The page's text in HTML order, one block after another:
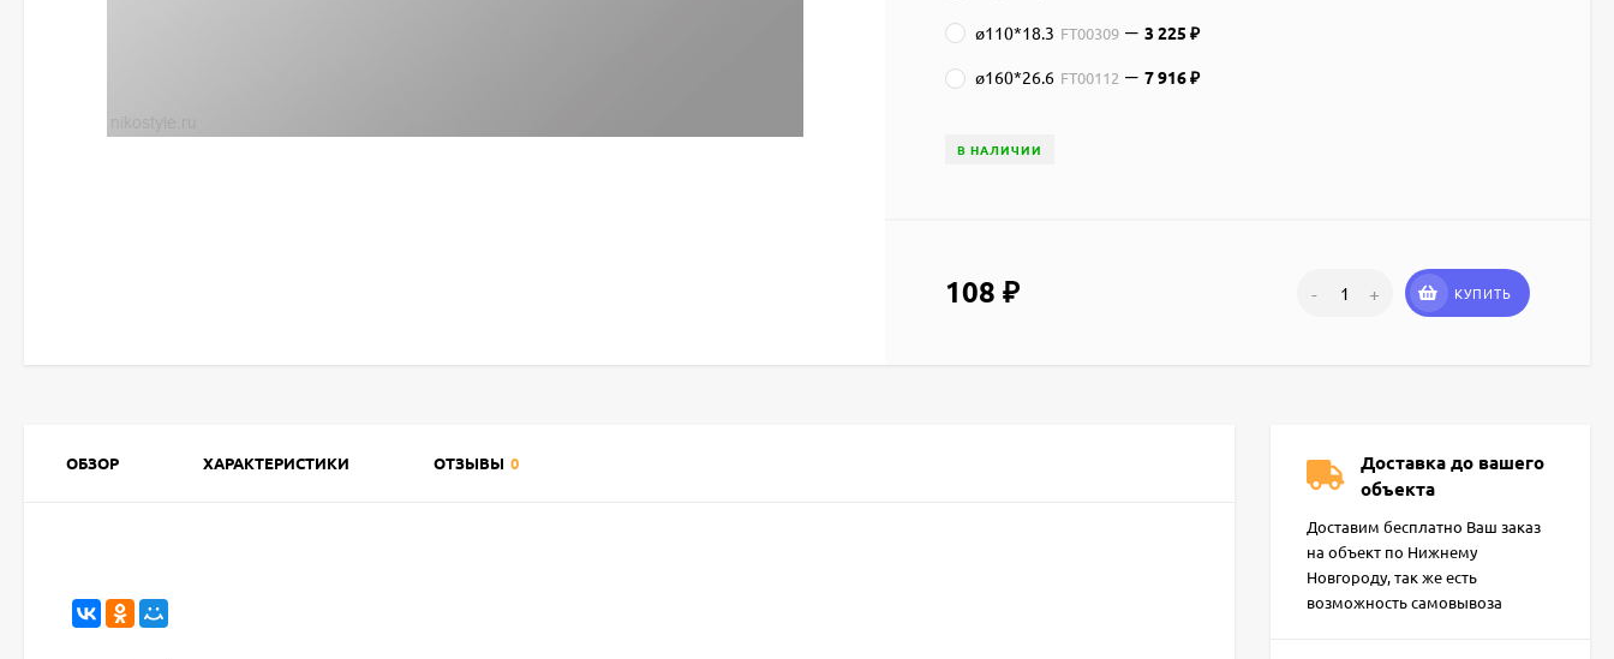
ø110*18.3 FT00309 3 225₽
ø160*26.6 FT00112 7 916₽
В НАЛИЧИИ
108₽ - + КУПИТЬ
ОБЗОР ХАРАКТЕРИСТИКИ ОТЗЫВЫ 0
Доставка до вашего
объекта
Доставим бесплатно Ваш заказ
на объект по Нижнему
Новгороду, так же есть
возможность самовывоза